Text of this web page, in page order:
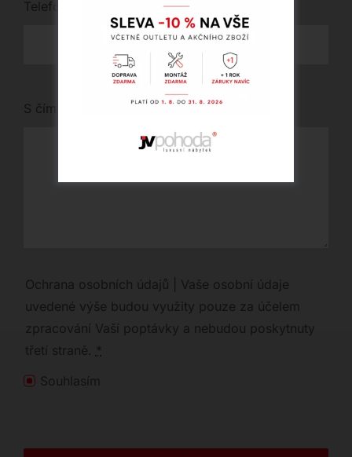
Telefon
S čím vám můžeme pomoci?
Ochrana osobních údajů | Vaše osobní údaje
uvedené výše budou využity pouze za účelem
zpracování Vaší poptávky a nebudou poskytnuty
třetí straně. *
Souhlasím